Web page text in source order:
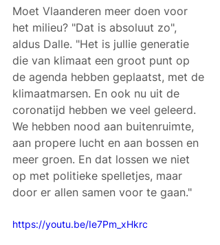
Moet Vlaanderen meer doen voor
het milieu? "Dat is absoluut zo",
aldus Dalle. "Het is jullie generatie
die van klimaat een groot punt op
de agenda hebben geplaatst, met de
klimaatmarsen. En ook nu uit de
coronatijd hebben we veel geleerd.
We hebben nood aan buitenruimte,
aan propere lucht en aan bossen en
meer groen. En dat lossen we niet
op met politieke spelletjes, maar
door er allen samen voor te gaan."
https://youtu.be/Ie7Pm_xHkrc